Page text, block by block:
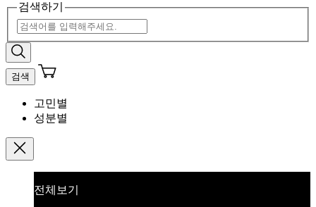
검색하기
검색
고민별
성분별
전체보기